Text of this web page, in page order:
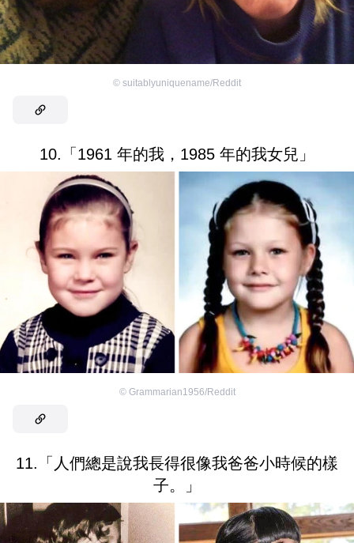
© suitablyuniquename/Reddit
10.「1961 年的我，1985 年的我女兒」
© Grammarian1956/Reddit
11.「人們總是說我長得很像我爸爸小時候的樣
子。」